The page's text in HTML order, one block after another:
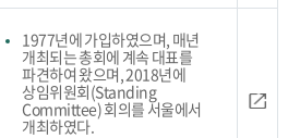
1977년에 가입하였으며, 매년
개최되는 총회에 계속 대표를
파견하여 왔으며, 2018년에
상임위원회(Standing
Committee) 회의를 서울에서
개최하였다.